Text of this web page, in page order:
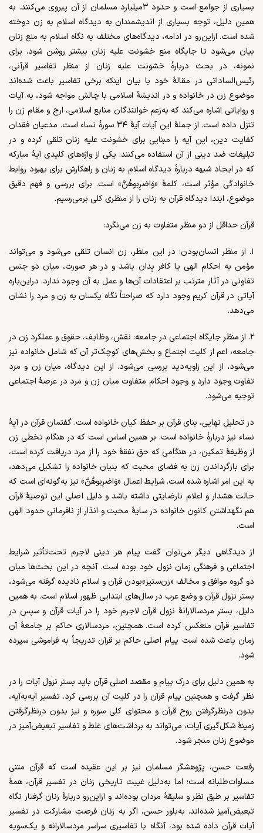
بسیاری از جوامع است و حدود ۳میلیارد مسلمان از آن پیروی می‌کنند. به
همین دلیل، توجه بسیاری از اندیشمندان به دیدگاه اسلام به زن دوخته
شده است. از‌این‌رو در ادامه، دیدگاه‌های مختلف به نگاه اسلام به منع زنان
بیان می‌شود تا جایگاه منع خشونت علیه زنان بیشتر روشن شود. برای
نمونه، در بحث دربارۀ خشونت علیه زنان از منظر تفاسیر قرآنی،
رئیس‌الساداتی در مقالۀ خود با بیان اینکه برخی تفاسیر باعث شده‌اند
موضوع زن در خانواده و در اندیشۀ اسلامی با چالش مواجه شود، به آیات
و روایاتی اشاره می‌کند که به‌زعم خوانندگان منابع اسلامی، ارج و مقام زن را
تنزل داده است. از جملۀ این آیات آیۀ ۳۴ سورۀ نساء است. مدعیان فقدان
کفایت دین، این آیه را مبنایی برای خشونت علیه زنان تلقی کرده و در
تبلیغات ضد دینی از آن استفاده می‌کنند. یکی از واژه‌های کلیدی آیۀ مبارکه
که در ایجاد شبهه دربارۀ دیدگاه اسلام به زنان و راهکارش برای بهبود روابط
خانوادگی مؤثر است، کلمۀ «وَاضرِبوهُنَّ» است. برای بررسی و فهم دقیق
موضوع، ابتدا دیدگاه قرآن به زنان را از منظری کلی برمی‌رسیم.
قرآن حداقل از دو منظر متفاوت به زن می‌نگرد:
۱. از منظر انسان‌بودن: در این منظر، زن انسان تلقی می‌شود و می‌تواند
مؤمن به احکام الهی یا کافر بِدان باشد و در هر صورت، میان دو جنس
تفاوتی در آثار مترتب بر اعتقادات آن‌ها و عمل به آن وجود ندارد. دراین‌باره
آیاتی در قرآن کریم وجود دارد که صراحتاً نگاه یکسان به زن و مرد را نشان
می‌دهد.
۲. از منظر جایگاه اجتماعی در جامعه: نقش، وظایف، حقوق و عملکرد زن در
جامعه، اعم از کلیت اجتماع و بخش‌های کوچک‌تر آن که شامل خانواده نیز
می‌شود، از این زاویه‌دید بررسی می‌شود. از این دیدگاه، میان زن و مرد
تفاوت وجود دارد و وجود احکام متفاوت میان زن و مرد در عرصۀ اجتماعی
توجیه می‌شود.
در تحلیل نهایی، بنای قرآن بر حفظ کیان خانواده است. گفتمان قرآن در آیۀ
نساء نیز دربارۀ خانواده است. بر همین اساس است که در هنگام تخطی زن
از وظیفۀ تمکین، در هنگامی که حق نفقۀ خود را از مرد دریافت کرده است،
برای بازگرداندن زن به فضای محبت که بنیان خانواده را تشکیل می‌دهد،
به این امر اشاره شده است. شرایط اعمال «وَاضرِبوهُنَّ» نیز به‌گونه‌ای است که
حالت هشدار و اعلام نارضایتی داشته باشد و دلیل اصلی این توصیۀ قرآن
هم نگهداشتن کانون خانواده در سایۀ محبت و انذار از نافرمانی حدود الهی
است.
از دیدگاهی دیگر می‌توان گفت پیام هر دینی لاجرم تحت‌تأثیر شرایط
اجتماعی و فرهنگی زمان نزول خود بوده است. آنچه در این بحث‌ها میان
دو گروه موافق و مخالف «زن‌ستیز»بودن قرآن و اسلام نادیده گرفته می‌شود،
بستر نزول قرآن و وضع عرب در سال‌های ابتدایی ظهور اسلام است. به همین
دلیل، بستر مردسالارانۀ نزول قرآن لاجرم خود را در آیات قرآن و سپس در
تفاسیر قرآن منعکس کرده است. همچنین، مردسالاری حاکم بر جامعۀ آن
زمان باعث شده است پیام اصلی حاکم بر قرآن تدریجاً به فراموشی سپرده
شود.
به همین دلیل برای درک پیام و مقصد اصلی قرآن باید بستر نزول آیات را در
نظر گرفت و همچنین پیام قرآن را در کلیت آن بررسی کرد. تفسیر آیه‌به‌‌آیه،
بدون درنظرگرفتن روح قرآن و محتوای کلی سوره و نیز بدون درنظرگرفتن
زمینۀ شکل‌گیری آیات، می‌تواند به برداشت‌های غلط و تفاسیر تبعیض‌آمیز در
موضوع زنان منجر شود.
رفعت حسن، پژوهشگر مسلمان نیز بر این عقیده است که قرآن متنی
مساوات‌طلبانه است؛ اما به‌دلیل غیبت تاریخی زنان در تفسیر قرآن، همۀ
تفاسیر بر طبق نظر و سلیقۀ مردان بوده‌اند و ازاین‌رو دربارۀ زنان گرفتار نگاه
تبعیض‌آمیز شده‌اند. به‌باور حسن، اگر به زنان فرصت مشارکت در تفسیر
آیات قرآن داده شده بود، آنگاه با تفاسیری سراسر مردسالارانه و یک‌سویه